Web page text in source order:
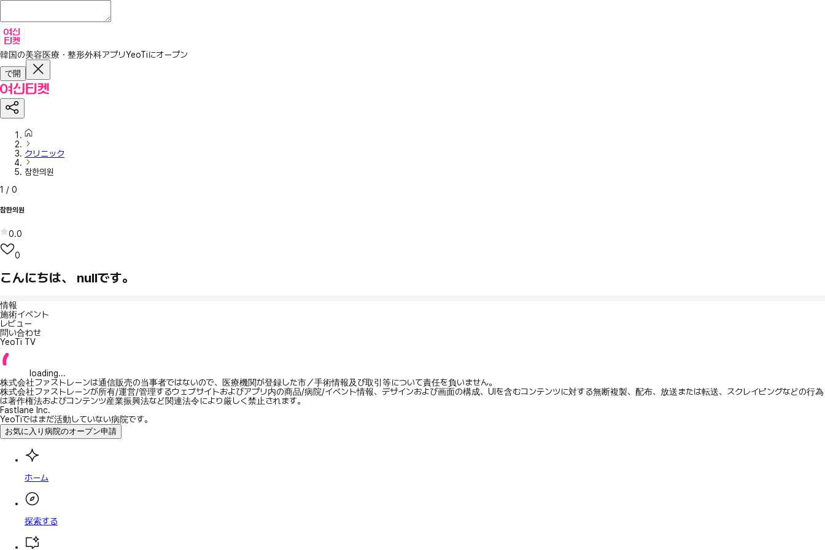
韓国の美容医療・整形外科アプリYeoTiにオープン
で開
クリニック
참한의원
1 / 0
참한의원
0.0
0
こんにちは、 nullです。
情報
施術イベント
レビュー
問い合わせ
YeoTi TV
loading...
株式会社ファストレーンは通信販売の当事者ではないので、医療機関が登録した市／手術情報及び取引等について責任を負いません。
株式会社ファストレーンが所有/運営/管理するウェブサイトおよびアプリ内の商品/病院/イベント情報、デザインおよび画面の構成、UIを含むコンテンツに対する無断複製、配布、放送または転送、スクレイピングなどの行為
は著作権法およびコンテンツ産業振興法など関連法令により厳しく禁止されます。
Fastlane Inc.
YeoTiではまだ活動していない病院です。
お気に入り病院のオープン申請
ホーム
探索する